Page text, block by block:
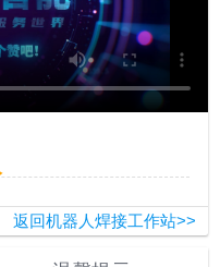
返回机器人焊接工作站>>